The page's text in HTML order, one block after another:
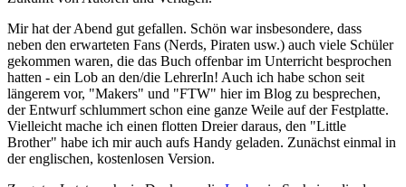
Mir hat der Abend gut gefallen. Schön war insbesondere, dass
neben den erwarteten Fans (Nerds, Piraten usw.) auch viele Schüler
gekommen waren, die das Buch offenbar im Unterricht besprochen
hatten - ein Lob an den/die LehrerIn! Auch ich habe schon seit
längerem vor, "Makers" und "FTW" hier im Blog zu besprechen,
der Entwurf schlummert schon eine ganze Weile auf der Festplatte.
Vielleicht mache ich einen flotten Dreier daraus, den "Little
Brother" habe ich mir auch aufs Handy geladen. Zunächst einmal in
der englischen, kostenlosen Version.